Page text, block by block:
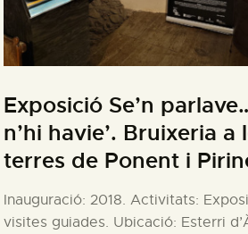
Exposició Se’n
n’hi havie’. Bruixeria a
terres de Ponent i
Inauguració: 2018. Activitats:
visites guiades. Ubicació: Esterri